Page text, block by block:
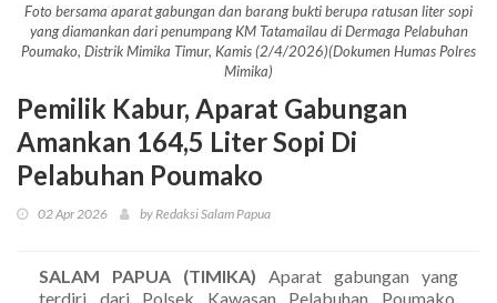
Foto bersama aparat gabungan dan barang bukti berupa ratusan liter sopi
yang diamankan dari penumpang KM Tatamailau di Dermaga Pelabuhan
Poumako, Distrik Mimika Timur, Kamis (2/4/2026)(Dokumen Humas Polres
Mimika)
Pemilik Kabur, Aparat Gabungan
Amankan 164,5 Liter Sopi Di
Pelabuhan Poumako
02 Apr 2026 by Redaksi Salam Papua
SALAM PAPUA (TIMIKA) Aparat gabungan yang
terdiri dari Polsek Kawasan Pelabuhan Poumako,